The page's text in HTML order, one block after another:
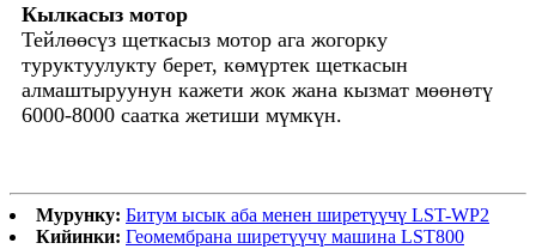
Кылкасыз мотор
Тейлөөсүз щеткасыз мотор ага жогорку
туруктуулукту берет, көмүртек щеткасын
алмаштыруунун кажети жок жана кызмат мөөнөтү
6000-8000 саатка жетиши мүмкүн.
Мурунку: Битум ысык аба менен ширетүүчү LST-WP2
Кийинки: Геомембрана ширетүүчү машина LST800